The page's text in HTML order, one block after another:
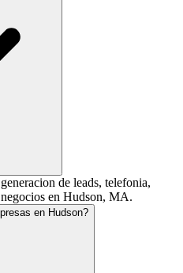
de leads, telefonia,
en Hudson, MA.
en Hudson?